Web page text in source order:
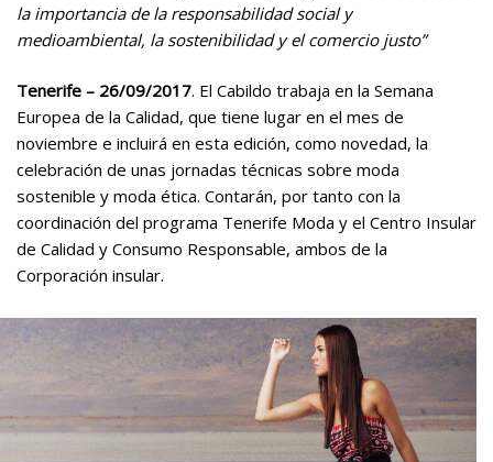
la importancia de la responsabilidad social y
medioambiental, la sostenibilidad y el comercio justo”
Tenerife – 26/09/2017. El Cabildo trabaja en la Semana
Europea de la Calidad, que tiene lugar en el mes de
noviembre e incluirá en esta edición, como novedad, la
celebración de unas jornadas técnicas sobre moda
sostenible y moda ética. Contarán, por tanto con la
coordinación del programa Tenerife Moda y el Centro Insular
de Calidad y Consumo Responsable, ambos de la
Corporación insular.